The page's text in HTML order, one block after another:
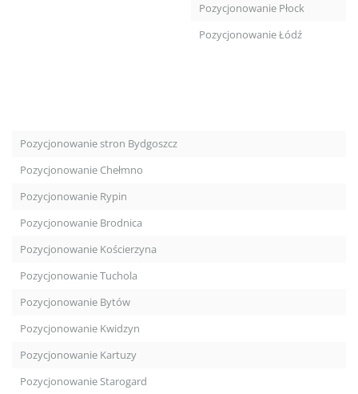
Pozycjonowanie Płock
Pozycjonowanie Łódź
Pozycjonowanie stron Bydgoszcz
Pozycjonowanie Chełmno
Pozycjonowanie Rypin
Pozycjonowanie Brodnica
Pozycjonowanie Kościerzyna
Pozycjonowanie Tuchola
Pozycjonowanie Bytów
Pozycjonowanie Kwidzyn
Pozycjonowanie Kartuzy
Pozycjonowanie Starogard